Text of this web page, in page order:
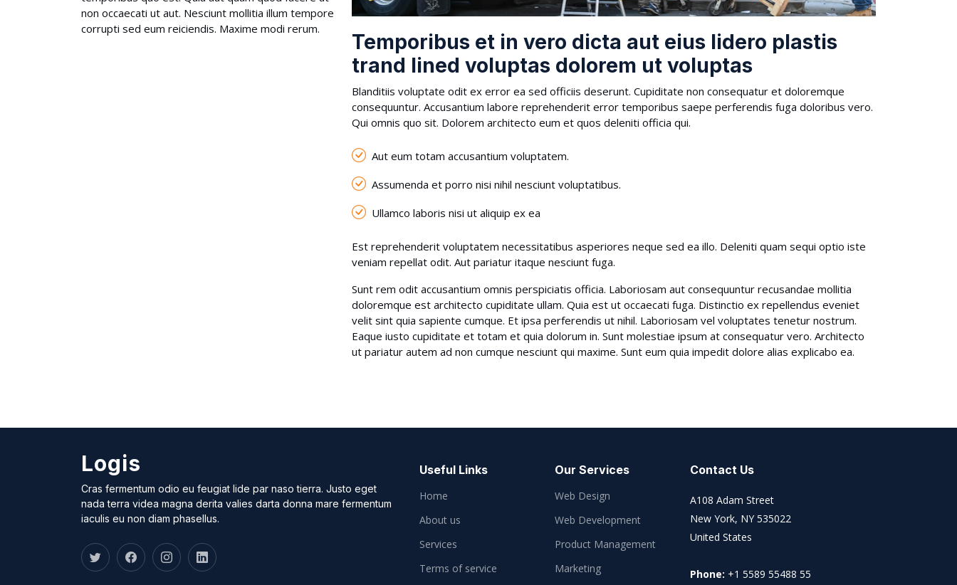
non occaecati ut aut. Nesciunt mollitia illum tempore
corrupti sed eum reiciendis. Maxime modi rerum.
Temporibus et in vero dicta aut eius lidero plastis
trand lined voluptas dolorem ut voluptas
Blanditiis voluptate odit ex error ea sed officiis deserunt. Cupiditate non consequatur et doloremque
consequuntur. Accusantium labore reprehenderit error temporibus saepe perferendis fuga doloribus vero.
Qui omnis quo sit. Dolorem architecto eum et quos deleniti officia qui.
Aut eum totam accusantium voluptatem.
Assumenda et porro nisi nihil nesciunt voluptatibus.
Ullamco laboris nisi ut aliquip ex ea
Est reprehenderit voluptatem necessitatibus asperiores neque sed ea illo. Deleniti quam sequi optio iste
veniam repellat odit. Aut pariatur itaque nesciunt fuga.
Sunt rem odit accusantium omnis perspiciatis officia. Laboriosam aut consequuntur recusandae mollitia
doloremque est architecto cupiditate ullam. Quia est ut occaecati fuga. Distinctio ex repellendus eveniet
velit sint quia sapiente cumque. Et ipsa perferendis ut nihil. Laboriosam vel voluptates tenetur nostrum.
Eaque iusto cupiditate et totam et quia dolorum in. Sunt molestiae ipsum at consequatur vero. Architecto
ut pariatur autem ad non cumque nesciunt qui maxime. Sunt eum quia impedit dolore alias explicabo ea.
Logis
Cras fermentum odio eu feugiat lide par naso tierra. Justo eget
nada terra videa magna derita valies darta donna mare fermentum
iaculis eu non diam phasellus.
Useful Links
Home
About us
Services
Terms of service
Our Services
Web Design
Web Development
Product Management
Marketing
Contact Us
A108 Adam Street
New York, NY 535022
United States
Phone: +1 5589 55488 55